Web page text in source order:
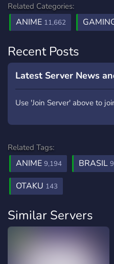
Related Categories:
ANIME 11,662
Recent Posts
Latest Server News
Use 'Join Server' above to
Related Tags:
ANIME 9,194 BRASIL
OTAKU 143
Similar Servers